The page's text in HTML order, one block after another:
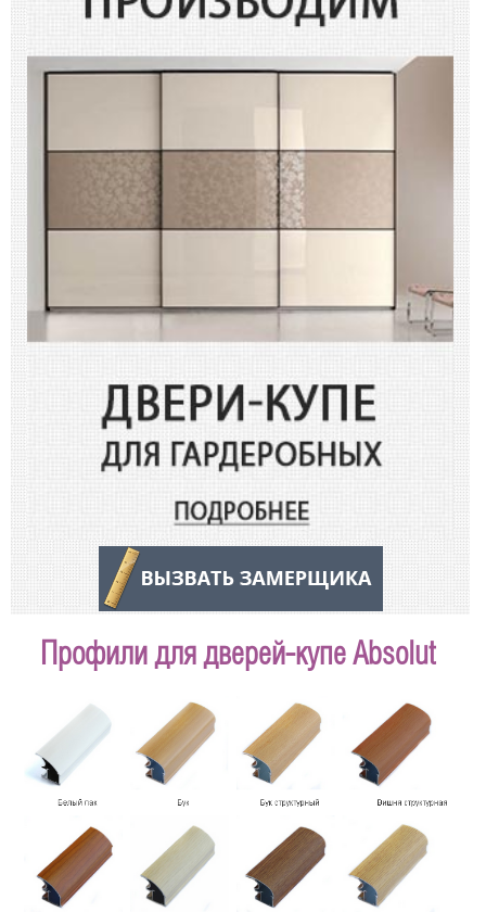
Профили для дверей-купе Absolut